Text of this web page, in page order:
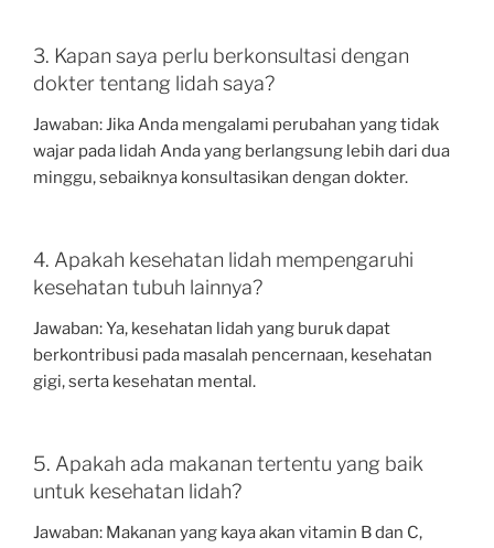
3. Kapan saya perlu berkonsultasi dengan
dokter tentang lidah saya?
Jawaban: Jika Anda mengalami perubahan yang tidak
wajar pada lidah Anda yang berlangsung lebih dari dua
minggu, sebaiknya konsultasikan dengan dokter.
4. Apakah kesehatan lidah mempengaruhi
kesehatan tubuh lainnya?
Jawaban: Ya, kesehatan lidah yang buruk dapat
berkontribusi pada masalah pencernaan, kesehatan
gigi, serta kesehatan mental.
5. Apakah ada makanan tertentu yang baik
untuk kesehatan lidah?
Jawaban: Makanan yang kaya akan vitamin B dan C,